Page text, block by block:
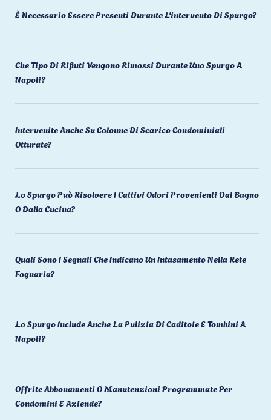
È Necessario Essere Presenti Durante L'intervento Di Spurgo?
Che Tipo Di Rifiuti Vengono Rimossi Durante Uno Spurgo A
Napoli?
Intervenite Anche Su Colonne Di Scarico Condominiali
Otturate?
Lo Spurgo Può Risolvere I Cattivi Odori Provenienti Dal Bagno
O Dalla Cucina?
Quali Sono I Segnali Che Indicano Un Intasamento Nella Rete
Fognaria?
Lo Spurgo Include Anche La Pulizia Di Caditoie E Tombini A
Napoli?
Offrite Abbonamenti O Manutenzioni Programmate Per
Condomini E Aziende?